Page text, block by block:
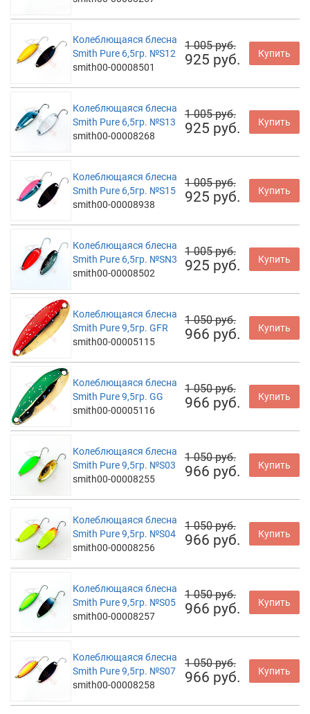
Колеблющаяся блесна
Smith Pure 6,5гр. №S12
smith00-00008501
1 005 руб.
925 руб. Купить
Колеблющаяся блесна
Smith Pure 6,5гр. №S13
smith00-00008268
1 005 руб.
925 руб. Купить
Колеблющаяся блесна
Smith Pure 6,5гр. №S15
smith00-00008938
1 005 руб.
925 руб. Купить
Колеблющаяся блесна
Smith Pure 6,5гр. №SN3
smith00-00008502
1 005 руб.
925 руб. Купить
Колеблющаяся блесна
Smith Pure 9,5гр. GFR
smith00-00005115
1 050 руб.
966 руб. Купить
Колеблющаяся блесна
Smith Pure 9,5гр. GG
smith00-00005116
1 050 руб.
966 руб. Купить
Колеблющаяся блесна
Smith Pure 9,5гр. №S03
smith00-00008255
1 050 руб.
966 руб. Купить
Колеблющаяся блесна
Smith Pure 9,5гр. №S04
smith00-00008256
1 050 руб.
966 руб. Купить
Колеблющаяся блесна
Smith Pure 9,5гр. №S05
smith00-00008257
1 050 руб.
966 руб. Купить
Колеблющаяся блесна
Smith Pure 9,5гр. №S07
smith00-00008258
1 050 руб.
966 руб. Купить